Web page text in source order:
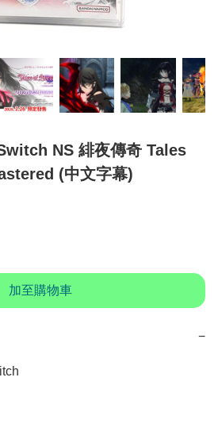
NS 緋夜傳奇 Tales
(中文字幕)
加至購物車
−